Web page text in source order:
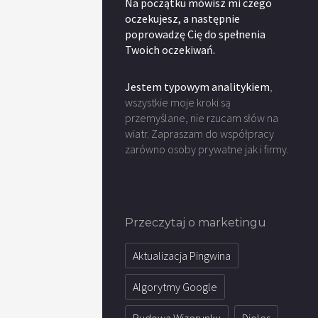
Na początku mówisz mi czego
oczekujesz, a następnie
poprowadzę Cię do spełnenia
Twoich oczekiwań.
Jestem typowym analitykiem,
wszystkie moje kroki są
przemyślane, nie rzucam słów na
wiatr. Zapraszam do współpracy
zarówno osoby prywatne jak i firmy.
Przeczytaj o marketingu
Aktualizacja Pingwina
Algorytmy Google